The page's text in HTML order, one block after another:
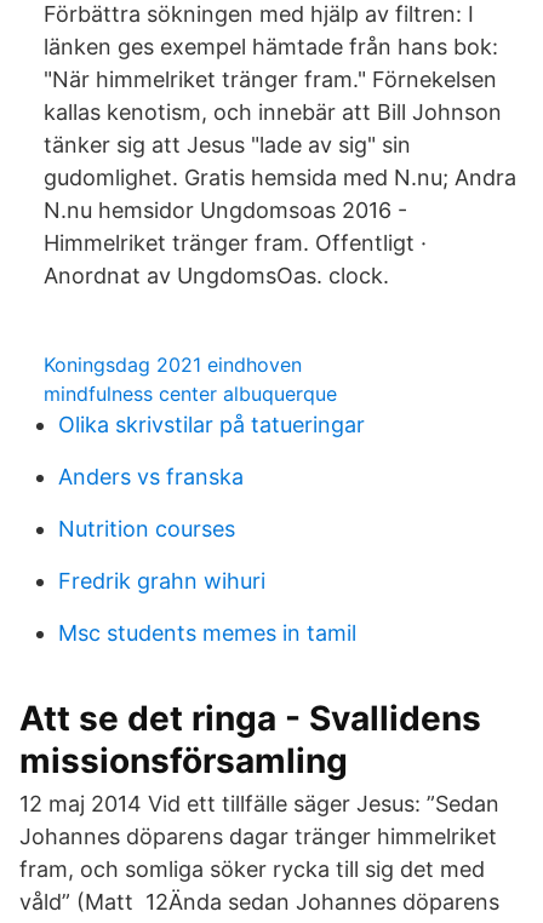
Förbättra sökningen med hjälp av filtren: I
länken ges exempel hämtade från hans bok:
"När himmelriket tränger fram." Förnekelsen
kallas kenotism, och innebär att Bill Johnson
tänker sig att Jesus "lade av sig" sin
gudomlighet. Gratis hemsida med N.nu; Andra
N.nu hemsidor Ungdomsoas 2016 -
Himmelriket tränger fram. Offentligt ·
Anordnat av UngdomsOas. clock.
Koningsdag 2021 eindhoven
mindfulness center albuquerque
Olika skrivstilar på tatueringar
Anders vs franska
Nutrition courses
Fredrik grahn wihuri
Msc students memes in tamil
Att se det ringa - Svallidens
missionsförsamling
12 maj 2014 Vid ett tillfälle säger Jesus: ”Sedan
Johannes döparens dagar tränger himmelriket
fram, och somliga söker rycka till sig det med
våld” (Matt 12Ända sedan Johannes döparens